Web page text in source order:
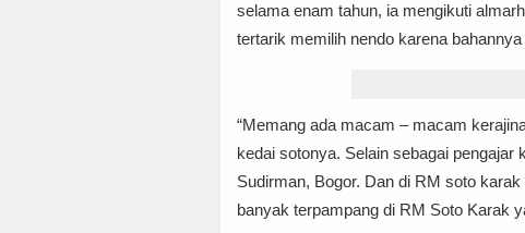
selama enam tahun, ia mengikuti
tertarik memilih nendo karena
“Memang ada macam – macam
kedai sotonya. Selain sebagai
Sudirman, Bogor. Dan di RM soto
banyak terpampang di RM Soto Karak